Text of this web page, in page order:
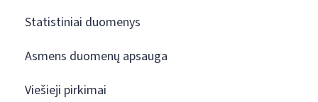
Statistiniai duomenys
Asmens duomenų apsauga
Viešieji pirkimai